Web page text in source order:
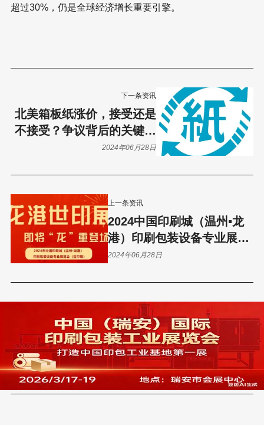
超过30%，仍是全球经济增长重要引擎。
上一条资讯
2024中国印刷城（温州▪龙
港）印刷包装设备专业展览
会（世印展）蓄势待发
2024年06月28日
下一条资讯
北美箱板纸涨价，接受还是
不接受？争议背后的关键因
素解析！
2024年06月28日